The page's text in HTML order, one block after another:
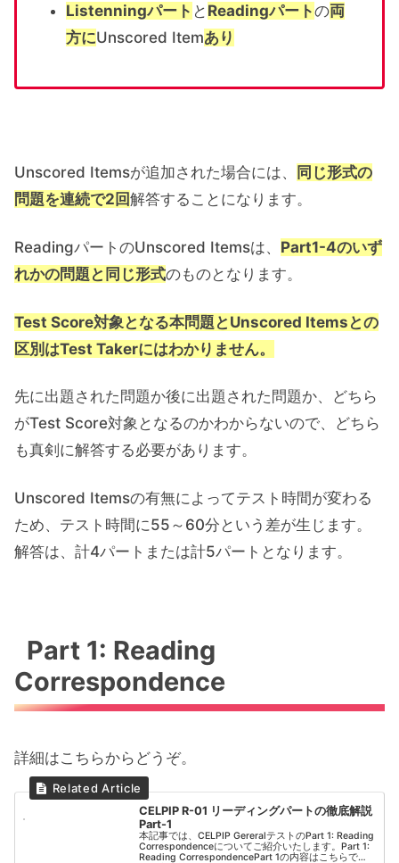
Listenningパート と Readingパートの両
方にUnscored Itemあり
Unscored Itemsが追加された場合には、 同じ形式の
問題を連続で2回解答することになります。
ReadingパートのUnscored Itemsは、 Part1-4のいず
れかの問題と同じ形式のものとなります。
Test Score対象となる本問題とUnscored Itemsとの
区別はTest Takerにはわかりません。
先に出題された問題か後に出題された問題か、どちら
がTest Score対象となるのかわからないので、どちら
も真剣に解答する必要があります。
Unscored Itemsの有無によってテスト時間が変わる
ため、テスト時間に55～60分という差が生じます。
解答は、計4パートまたは計5パートとなります。
Part 1: Reading
Correspondence
詳細はこちらからどうぞ。
CELPIP R-01 リーディングパートの徹底解説
Part-1
本記事では、CELPIP GereralテストのPart 1: Reading
Correspondenceについてご紹介いたします。Part 1:
Reading CorrespondencePart 1の内容はこちらで